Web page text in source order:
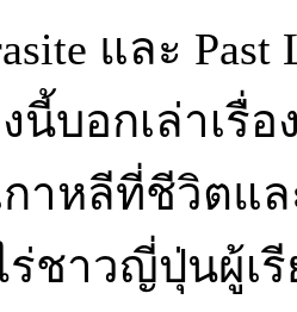
และ
นี้บอกเล่าเรื่
กาหลีที่ชีวิตแ
ร่ชาวญี่ปุ่นผู้เรี